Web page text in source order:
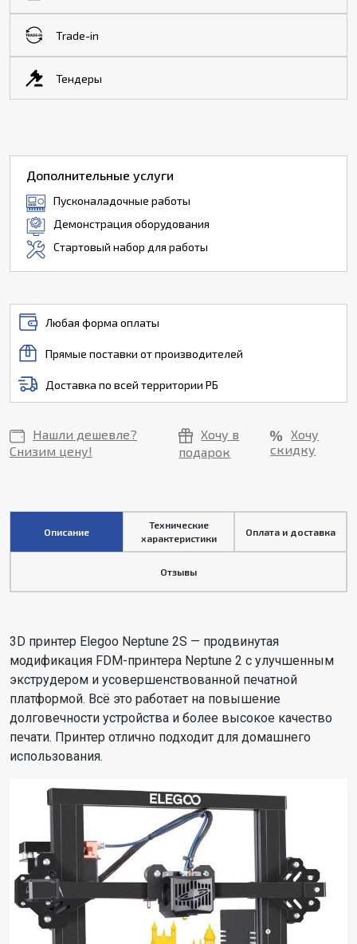
Trade-in
Тендеры
Дополнительные услуги
Пусконаладочные работы
Демонстрация оборудования
Стартовый набор для работы
Любая форма оплаты
Прямые поставки от производителей
Доставка по всей территории РБ
Нашли дешевле?
Снизим цену!
Хочу в
подарок
Хочу
скидку
Описание
Технические
характеристики
Оплата и доставка
Отзывы
3D принтер Elegoo Neptune 2S — продвинутая
модификация FDM-принтера Neptune 2 с улучшенным
экструдером и усовершенствованной печатной
платформой. Всё это работает на повышение
долговечности устройства и более высокое качество
печати. Принтер отлично подходит для домашнего
использования.